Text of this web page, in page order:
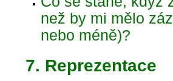
než by mi mělo
nebo méně)?
7. Reprezentace